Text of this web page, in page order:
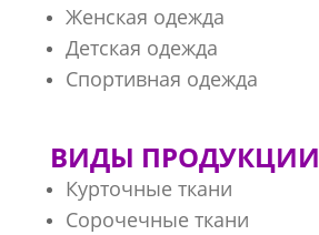
Женская одежда
Детская одежда
Спортивная одежда
ВИДЫ ПРОДУКЦИИ
Курточные ткани
Сорочечные ткани